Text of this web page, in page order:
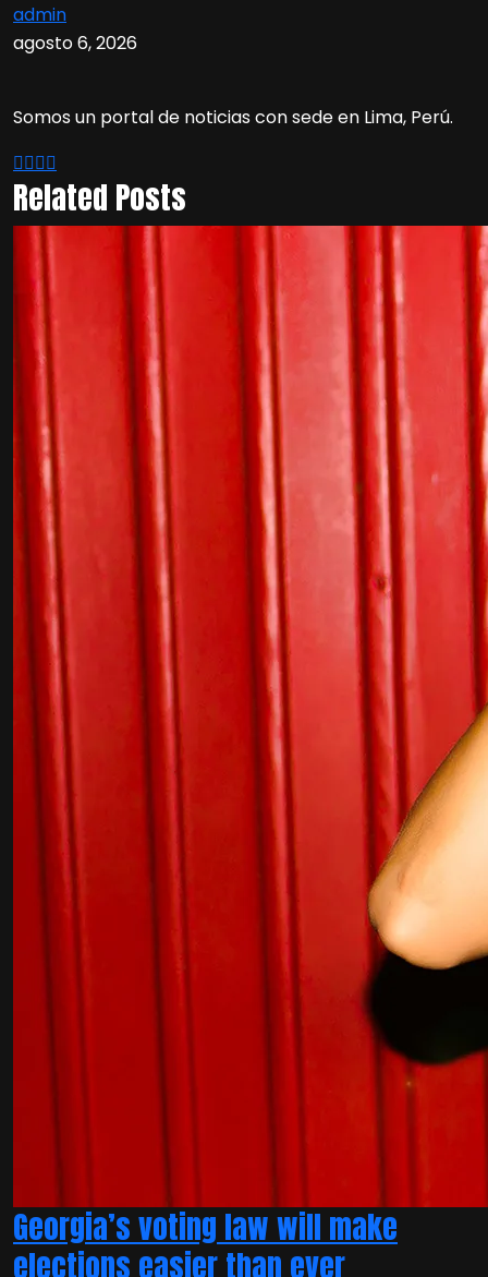
admin
agosto 6, 2026
Somos un portal de noticias con sede en Lima, Perú.
Related Posts
Georgia’s voting law will make
elections easier than ever